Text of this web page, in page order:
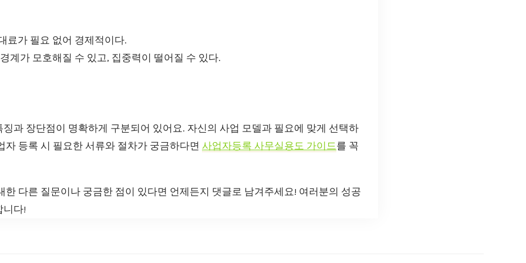
료가 필요 없어 경제적이다.
계가 모호해질 수 있고, 집중력이 떨어질 수 있다.
과 장단점이 명확하게 구분되어 있어요. 자신의 사업 모델과 필요에 맞게 선택하
자 등록 시 필요한 서류와 절차가 궁금하다면 사업자등록 사무실용도 가이드를 꼭
한 다른 질문이나 궁금한 점이 있다면 언제든지 댓글로 남겨주세요! 여러분의 성공
니다!